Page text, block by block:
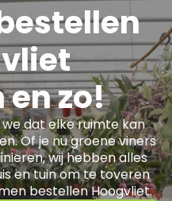
en zo!
we dat elke ruimte kan
Of je nu groene viners
wij hebben alles
en tuin om te toveren
bestellen Hoogvliet.